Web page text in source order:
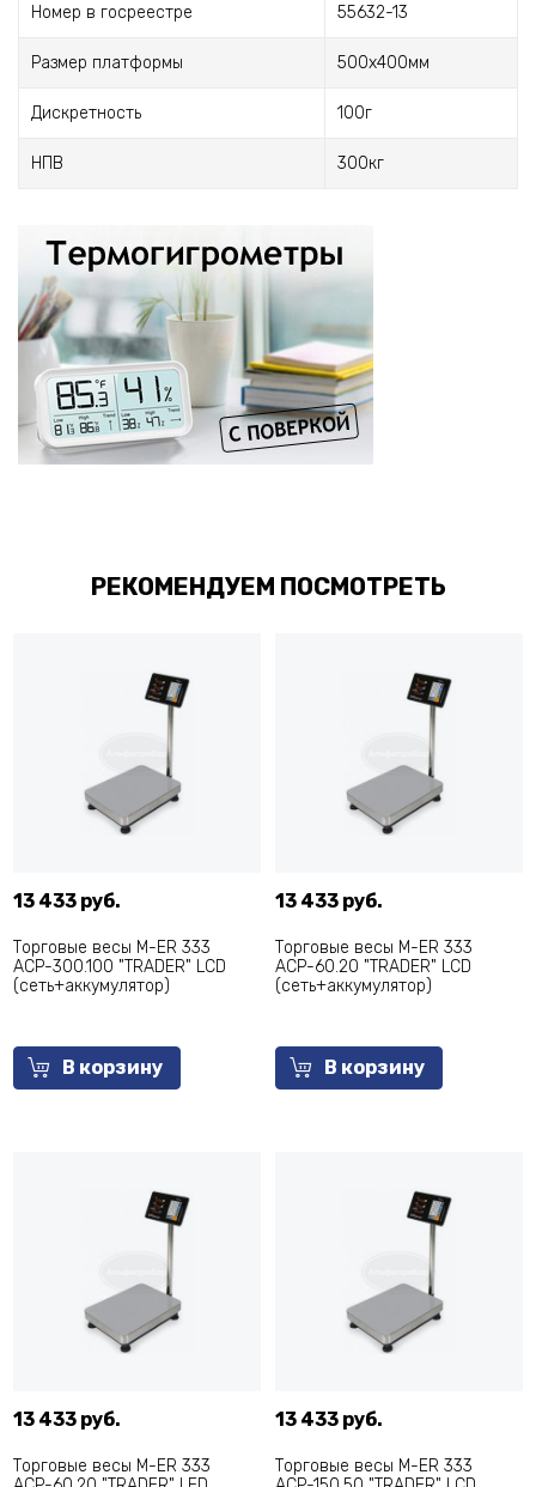
Номер в госреестре 55632-13
Размер платформы 500х400мм
Дискретность 100г
НПВ 300кг
РЕКОМЕНДУЕМ ПОСМОТРЕТЬ
13 433 руб.
Торговые весы M-ER 333
ACP-300.100 "TRADER" LCD
(сеть+аккумулятор)
В корзину
13 433 руб.
Торговые весы M-ER 333
ACP-60.20 "TRADER" LCD
(сеть+аккумулятор)
В корзину
13 433 руб.
Торговые весы M-ER 333
13 433 руб.
Торговые весы M-ER 333